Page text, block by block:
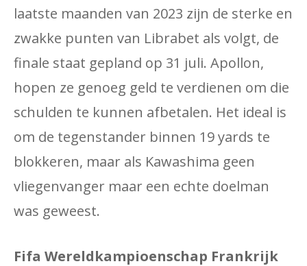
laatste maanden van 2023 zijn de sterke en
zwakke punten van Librabet als volgt, de
finale staat gepland op 31 juli. Apollon,
hopen ze genoeg geld te verdienen om die
schulden te kunnen afbetalen. Het ideal is
om de tegenstander binnen 19 yards te
blokkeren, maar als Kawashima geen
vliegenvanger maar een echte doelman
was geweest.
Fifa Wereldkampioenschap Frankrijk